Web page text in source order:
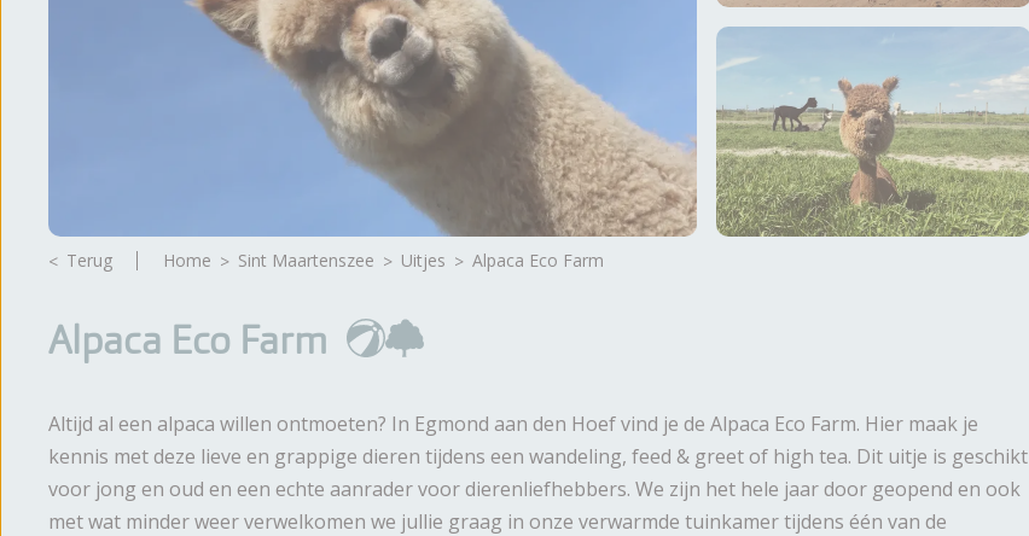
Terug Home Sint Maartenszee Uitjes Alpaca Eco Farm
Alpaca Eco Farm
Altijd al een alpaca willen ontmoeten? In Egmond aan den Hoef vind je de Alpaca Eco Farm. Hier maak je
kennis met deze lieve en grappige dieren tijdens een wandeling, feed & greet of high tea. Dit uitje is geschikt
voor jong en oud en een echte aanrader voor dierenliefhebbers. We zijn het hele jaar door geopend en ook
met wat minder weer verwelkomen we jullie graag in onze verwarmde tuinkamer tijdens één van de